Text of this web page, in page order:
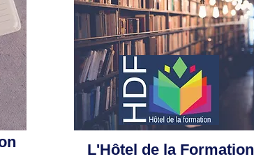
L'Hôtel de la Formation